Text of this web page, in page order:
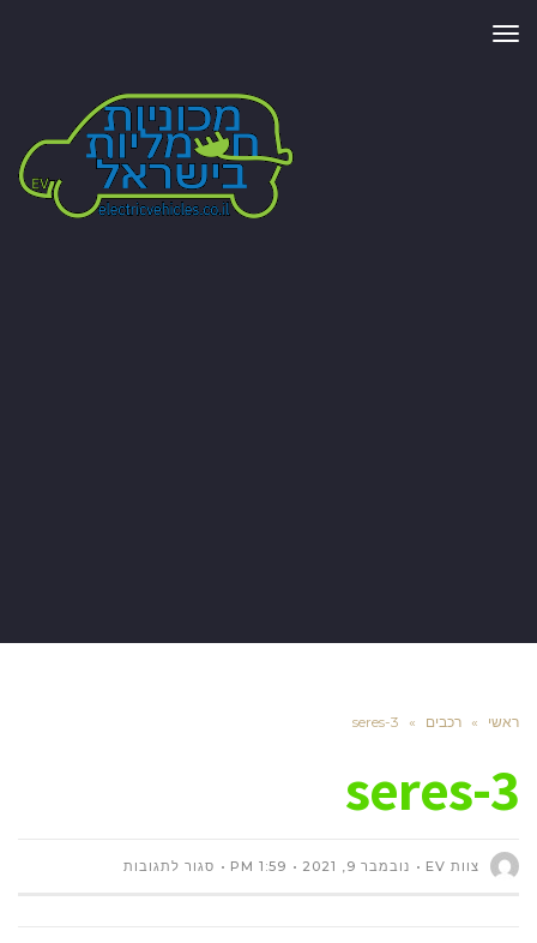
תפריט
ראשי » רכבים »
seres-3
seres-3
צוות EV נובמבר 9, 2021 1:59 PM סגור לתגובותעל